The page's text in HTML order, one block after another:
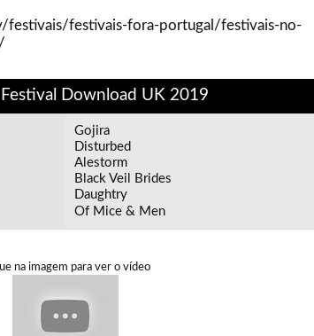
festivais/festivais-fora-portugal/festivais-no-
Download UK 2019
Gojira
Disturbed
Alestorm
Black Veil Brides
Daughtry
Of Mice & Men
na imagem para ver o vídeo